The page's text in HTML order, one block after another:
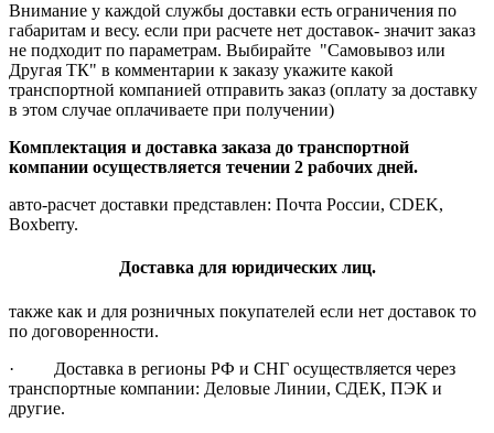
Внимание у каждой службы доставки есть ограничения по
габаритам и весу. если при расчете нет доставок- значит заказ
не подходит по параметрам. Выбирайте "Самовывоз или
Другая ТК" в комментарии к заказу укажите какой
транспортной компанией отправить заказ (оплату за доставку
в этом случае оплачиваете при получении)
Комплектация и доставка заказа до транспортной
компании осуществляется течении 2 рабочих дней.
авто-расчет доставки представлен: Почта России, CDEK,
Boxberry.
Доставка для юридических лиц.
также как и для розничных покупателей если нет доставок то
по договоренности.
· Доставка в регионы РФ и СНГ осуществляется через
транспортные компании: Деловые Линии, СДЕК, ПЭК и
другие.